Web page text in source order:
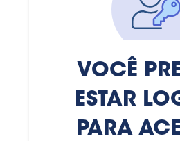
VOCÊ
ESTAR
PARA